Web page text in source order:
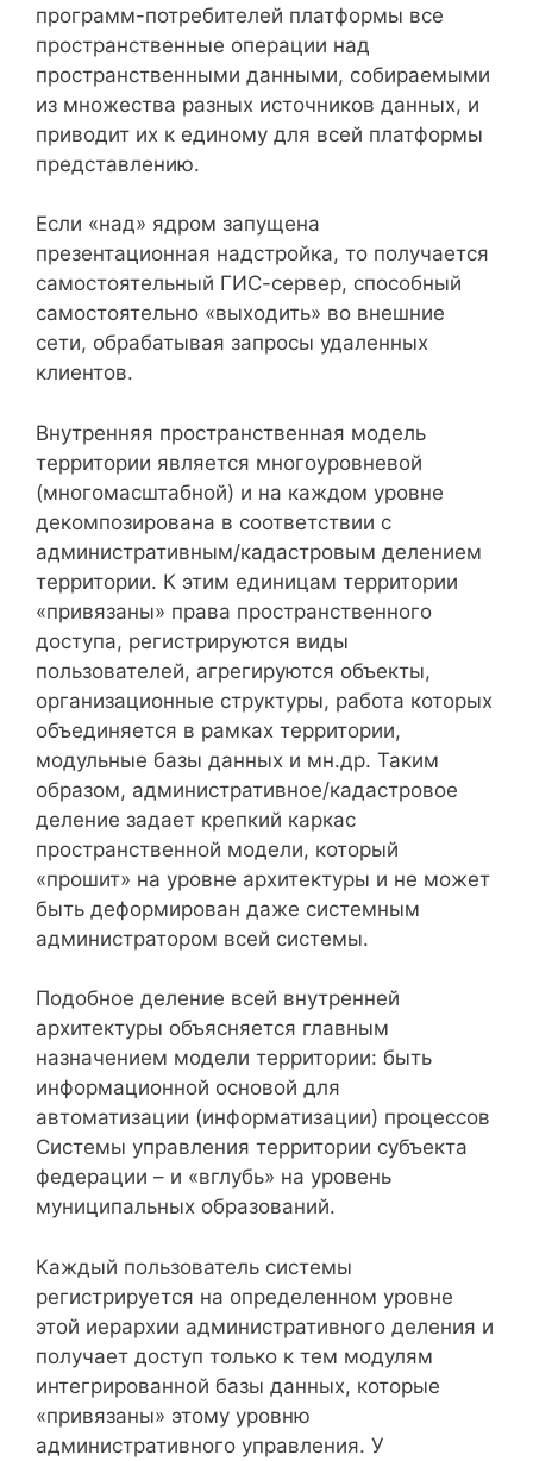
программ-потребителей платформы все
пространственные операции над
пространственными данными, собираемыми
из множества разных источников данных, и
приводит их к единому для всей платформы
представлению.
Если «над» ядром запущена
презентационная надстройка, то получается
самостоятельный ГИС-сервер, способный
самостоятельно «выходить» во внешние
сети, обрабатывая запросы удаленных
клиентов.
Внутренняя пространственная модель
территории является многоуровневой
(многомасштабной) и на каждом уровне
декомпозирована в соответствии с
административным/кадастровым делением
территории. К этим единицам территории
«привязаны» права пространственного
доступа, регистрируются виды
пользователей, агрегируются объекты,
организационные структуры, работа которых
объединяется в рамках территории,
модульные базы данных и мн.др. Таким
образом, административное/кадастровое
деление задает крепкий каркас
пространственной модели, который
«прошит» на уровне архитектуры и не может
быть деформирован даже системным
администратором всей системы.
Подобное деление всей внутренней
архитектуры объясняется главным
назначением модели территории: быть
информационной основой для
автоматизации (информатизации) процессов
Системы управления территории субъекта
федерации – и «вглубь» на уровень
муниципальных образований.
Каждый пользователь системы
регистрируется на определенном уровне
этой иерархии административного деления и
получает доступ только к тем модулям
интегрированной базы данных, которые
«привязаны» этому уровню
административного управления. У